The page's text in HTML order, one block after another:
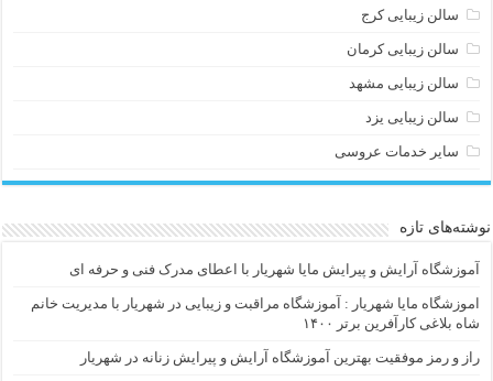
سالن زیبایی کرج
سالن زیبایی کرمان
سالن زیبایی مشهد
سالن زیبایی یزد
سایر خدمات عروسی
نوشته‌های تازه
آموزشگاه آرایش و پیرایش مایا شهریار با اعطای مدرک فنی و حرفه ای
اموزشگاه مایا شهریار : آموزشگاه مراقبت و زیبایی در شهریار با مدیریت خانم
شاه بلاغی کارآفرین برتر ۱۴۰۰
راز و رمز موفقیت بهترین آموزشگاه آرایش و پیرایش زنانه در شهریار